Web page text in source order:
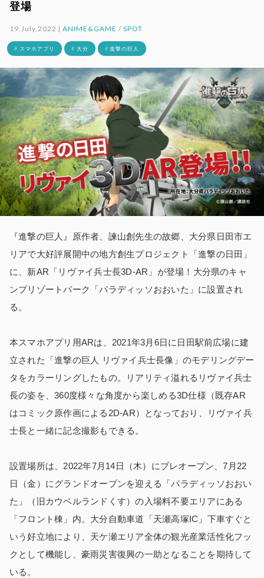
登場
19.July.2022 |ANIME&GAME / SPOT
# スマホアプリ # 大分 # 進撃の巨人
『進撃の巨人』原作者、諫山創先生の故郷、大分県日田市エ
リアで大好評展開中の地方創生プロジェクト「進撃の日田」
に、新AR「リヴァイ兵士長3D-AR」が登場！大分県のキャ
ンプリゾートパーク「パラディッソおおいた」に設置され
る。
本スマホアプリ用ARは、2021年3月6日に日田駅前広場に建
立された「進撃の巨人 リヴァイ兵士長像」のモデリングデー
タをカラーリングしたもの。リアリティ溢れるリヴァイ兵士
長の姿を、360度様々な角度から楽しめる3D仕様（既存AR
はコミック原作画による2D-AR）となっており、リヴァイ兵
士長と一緒に記念撮影もできる。
設置場所は、2022年7月14日（木）にプレオープン、7月22
日（金）にグランドオープンを迎える「パラディッソおおい
た」（旧カウベルランドくす）の入場料不要エリアにある
「フロント棟」内。大分自動車道「天瀬高塚IC」下車すぐと
いう好立地により、天ケ瀬エリア全体の観光産業活性化フッ
クとして機能し、豪雨災害復興の一助となることを期待して
いる。